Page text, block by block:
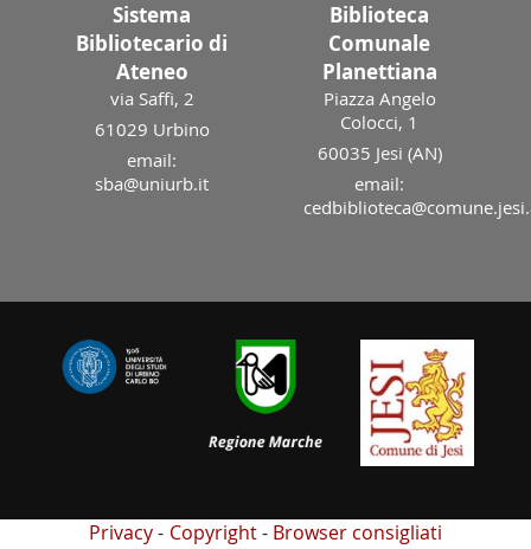
Sistema
Bibliotecario di
Ateneo
via Saffi, 2
61029 Urbino
email:
sba@uniurb.it
Biblioteca
Comunale
Planettiana
Piazza Angelo
Colocci, 1
60035 Jesi (AN)
email:
Privacy Copyright
Browser consigliati